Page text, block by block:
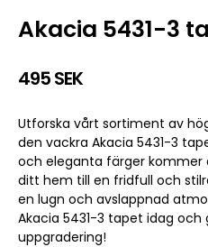
Akacia 5431-3
495 SEK
Utforska vårt sortiment av
den vackra Akacia 5431-3
och eleganta färger
ditt hem till en fridfull och
en lugn och avslappnad
Akacia 5431-3 tapet idag
uppgradering!